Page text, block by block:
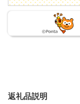
返礼品説明